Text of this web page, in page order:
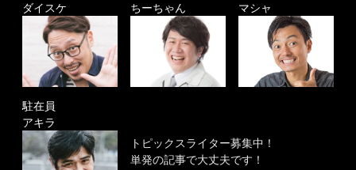
ダイスケ
ちーちゃん
マシャ
駐在員
アキラ
トピックスライター募集中！
単発の記事で大丈夫です！